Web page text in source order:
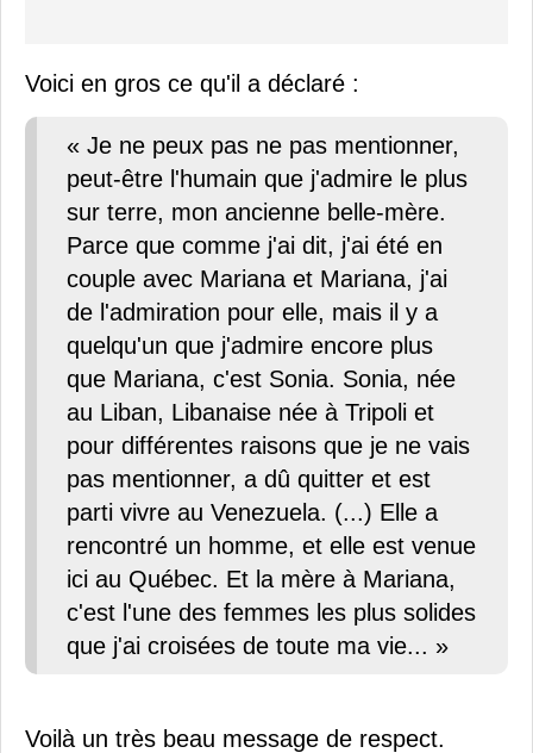
Voici en gros ce qu'il a déclaré :
« Je ne peux pas ne pas mentionner,
peut-être l'humain que j'admire le plus
sur terre, mon ancienne belle-mère.
Parce que comme j'ai dit, j'ai été en
couple avec Mariana et Mariana, j'ai
de l'admiration pour elle, mais il y a
quelqu'un que j'admire encore plus
que Mariana, c'est Sonia. Sonia, née
au Liban, Libanaise née à Tripoli et
pour différentes raisons que je ne vais
pas mentionner, a dû quitter et est
parti vivre au Venezuela. (...) Elle a
rencontré un homme, et elle est venue
ici au Québec. Et la mère à Mariana,
c'est l'une des femmes les plus solides
que j'ai croisées de toute ma vie... »
Voilà un très beau message de respect.